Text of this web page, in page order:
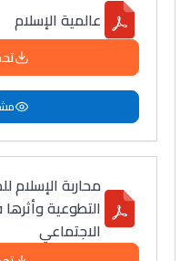
عالمية الإسلام
محاربة الإسلام
التطوعية
الاجتماعي